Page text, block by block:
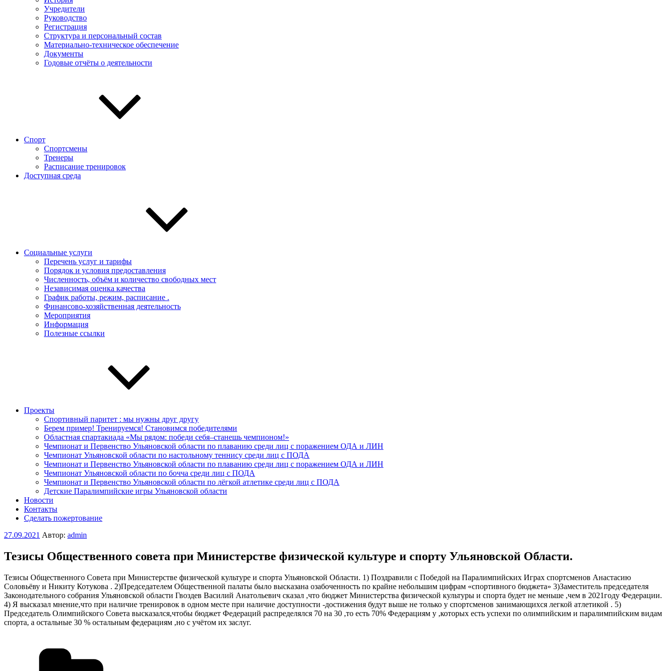
Учредители
Руководство
Регистрация
Структура и персональный состав
Материально-техническое обеспечение
Документы
Годовые отчёты о деятельности
Спорт
Спортсмены
Тренеры
Расписание тренировок
Доступная среда
Социальные услуги
Перечень услуг и тарифы
Порядок и условия предоставления
Численность, объём и количество свободных мест
Независимая оценка качества
График работы, режим, расписание .
Финансово-хозяйственная деятельность
Мероприятия
Информация
Полезные ссылки
Проекты
Спортивный паритет : мы нужны друг другу
Берем пример! Тренируемся! Становимся победителями
Областная спартакиада «Мы рядом: победи себя–станешь чемпионом!»
Чемпионат и Первенство Ульяновской области по плаванию среди лиц с поражением ОДА и ЛИН
Чемпионат Ульяновской области по настольному теннису среди лиц с ПОДА
Чемпионат и Первенство Ульяновской области по плаванию среди лиц с поражением ОДА и ЛИН
Чемпионат Ульяновской области по бочча среди лиц с ПОДА
Чемпионат и Первенство Ульяновской области по лёгкой атлетике среди лиц с ПОДА
Детские Паралимпийские игры Ульяновской области
Новости
Контакты
Сделать пожертование
Опубликовано
27.09.2021 Автор: admin
Тезисы Общественного совета при Министерстве физической культуре и спорту Ульяновской Области.
Тезисы Общественного Совета при Министерстве физической культуре и спорта Ульяновской Области. 1) Поздравили с Победой на Паралимпийских Играх спортсменов Анастасию
Соловьёву и Никиту Котукова . 2)Председателем Общественной палаты было высказана озабоченность по крайне небольшим цифрам «спортивного бюджета» 3)Заместитель председателя
Законодательного собрания Ульяновской области Гвоздев Василий Анатольевич сказал ,что бюджет Министерства физической культуры и спорта будет не меньше ,чем в 2021году Федерации.
4) Я высказал мнение,что при наличие тренировок в одном месте при наличие доступности -достижения будут выше не только у спортсменов занимающихся легкой атлетикой . 5)
Председатель Олимпийского Совета высказался,чтобы бюджет Федераций распределялся 70 на 30 ,то есть 70% Федерациям у ,которых есть успехи по олимпийским и паралимпийским видам
спорта, а остальные 30 % остальным федерациям ,но с учётом их заслуг.